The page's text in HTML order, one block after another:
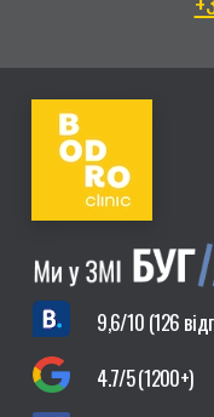
9,6/10 (126
4.7/5 (1200+)